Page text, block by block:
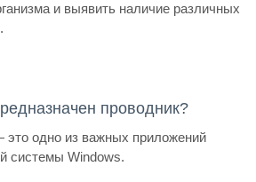
и выявить наличие различных
проводник?
одно из важных приложений
системы Windows.